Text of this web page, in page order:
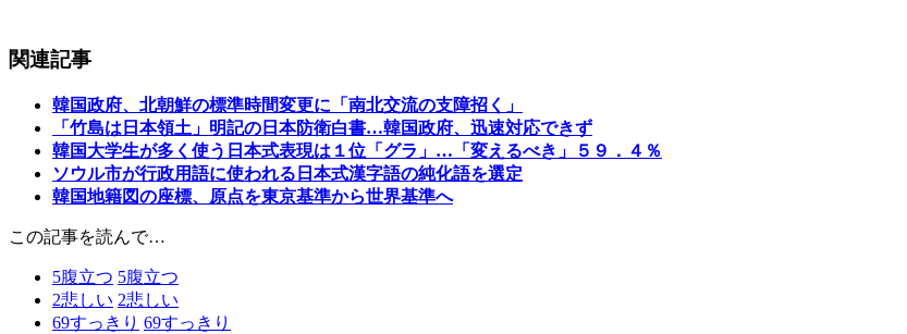
関連記事
韓国政府、北朝鮮の標準時間変更に「南北交流の支障招く」
「竹島は日本領土」明記の日本防衛白書…韓国政府、迅速対応できず
韓国大学生が多く使う日本式表現は１位「グラ」…「変えるべき」５９．４％
ソウル市が行政用語に使われる日本式漢字語の純化語を選定
韓国地籍図の座標、原点を東京基準から世界基準へ
この記事を読んで…
5腹立つ 5腹立つ
2悲しい 2悲しい
69すっきり 69すっきり